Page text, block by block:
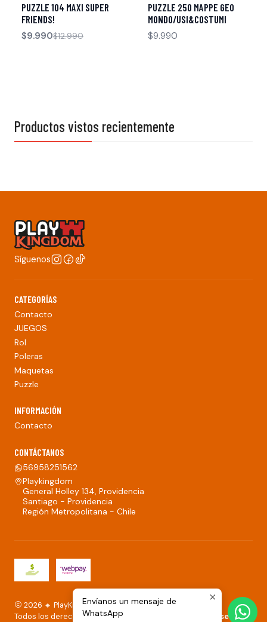
PUZZLE 104 MAXI SUPER
FRIENDS!
$9.990$12.990
PUZZLE 250 MAPPE GEO
MONDO/USI&COSTUMI
$9.990
Productos vistos recientemente
Síguenos
CATEGORÍAS
Contacto
JUEGOS
Rol
Poleras
Maquetas
Puzzle
INFORMACIÓN
Contacto
CONTÁCTANOS
56958251562
Playkingdom
General Holley 134, Providencia
Santiago - Providencia
Región Metropolitana - Chile
2026 🔸 PlayKingdom.
Todos los derechos reservados.
Desarrollado por Jumpseller.
Envíanos un mensaje de
WhatsApp